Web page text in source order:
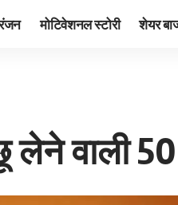
मोटिवेशनल स्टोरी शेयर
वाली